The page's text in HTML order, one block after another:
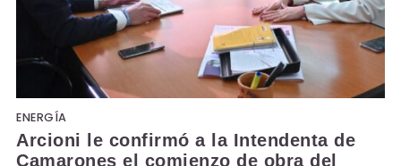
ENERGÍA
Arcioni le confirmó a la Intendenta de
Camarones el comienzo de obra del